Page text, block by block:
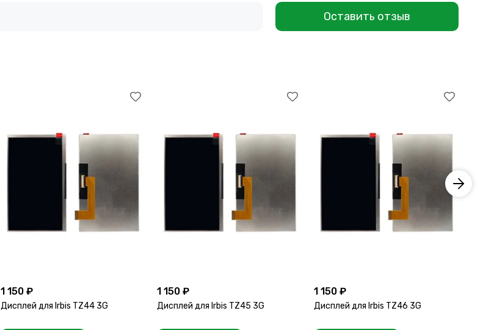
Оставить отзыв
1 150 ₽
Дисплей для Irbis TZ44 3G
1 150 ₽
Дисплей для Irbis TZ45 3G
1 150 ₽
Дисплей для Irbis TZ46 3G